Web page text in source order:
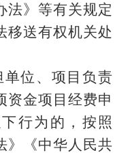
法》等有关规定
移送有权机关处
单位、项目负责
资金项目经费申
行为的，按照
《中华人民共